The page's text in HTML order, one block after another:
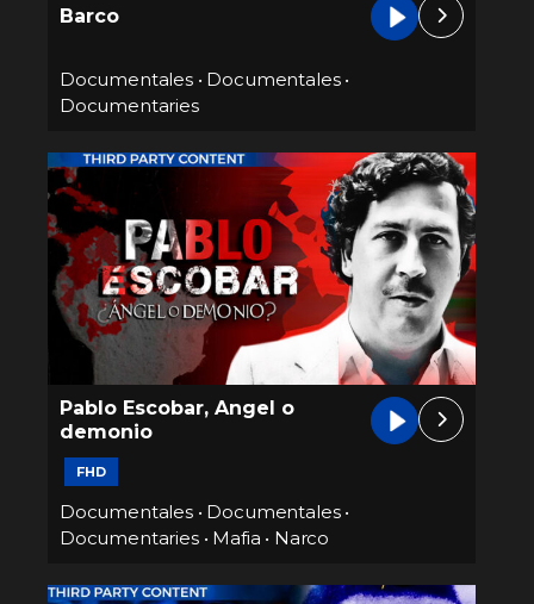
Barco
Documentales• Documentales•
Documentaries
Pablo Escobar, Angel o
demonio
FHD
Documentales• Documentales•
Documentaries• Mafia • Narco